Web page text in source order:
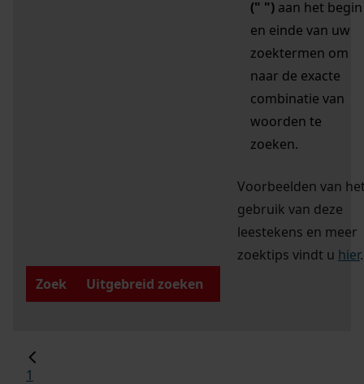
(" ") aan het begin
en einde van uw
zoektermen om
naar de exacte
combinatie van
woorden te
zoeken.
Voorbeelden van
gebruik van deze
leestekens en meer
zoektips vindt u hier.
Zoek
Uitgebreid zoeken
1